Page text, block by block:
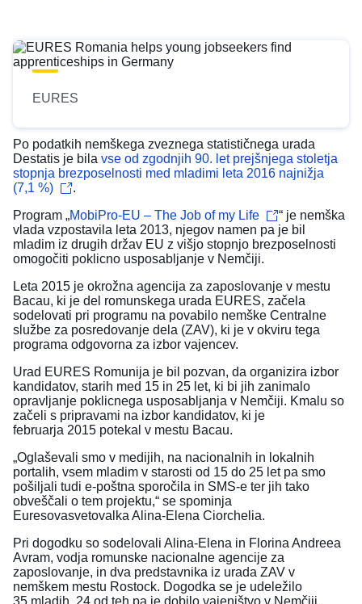
EURES
Po podatkih nemškega zveznega statističnega urada
Destatis je bila vse od zgodnjih 90. let prejšnjega stoletja
stopnja brezposelnosti med mladimi leta 2016 najnižja
(7,1 %)
.
Program „MobiPro-EU – The Job of my Life
“ je nemška
vlada vzpostavila leta 2013, njegov namen pa je bil
mladim iz drugih držav EU z višjo stopnjo brezposelnosti
omogočiti poklicno usposabljanje v Nemčiji.
Leta 2015 je okrožna agencija za zaposlovanje v mestu
Bacau, ki je del romunskega urada EURES, začela
sodelovati pri programu na povabilo nemške Centralne
službe za posredovanje dela (ZAV), ki je v okviru tega
programa odgovorna za izbor vajencev.
Urad EURES Romunija je bil pozvan, da organizira izbor
kandidatov, starih med 15 in 25 let, ki bi jih zanimalo
opravljanje poklicnega usposabljanja v Nemčiji. Kmalu so
začeli s pripravami na izbor kandidatov, ki je
februarja 2015 potekal v mestu Bacau.
„Oglaševali smo v medijih, na nacionalnih in lokalnih
portalih, vsem mladim v starosti od 15 do 25 let pa smo
pošiljali tudi e-poštna sporočila in SMS-e ter jih tako
obveščali o tem projektu,“ se spominja
Euresovasvetovalka Alina-Elena Ciorchelia.
Pri dogodku so sodelovali Alina-Elena in Florina Andreea
Avram, vodja romunske nacionalne agencije za
zaposlovanje, in dva predstavnika iz urada ZAV v
nemškem mestu Rostock. Dogodka se je udeležilo